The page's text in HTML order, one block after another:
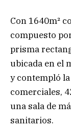
Con 1640m²
compuesto
prisma
ubicada en el
y contempló
comerciales,
una sala de
sanitarios.